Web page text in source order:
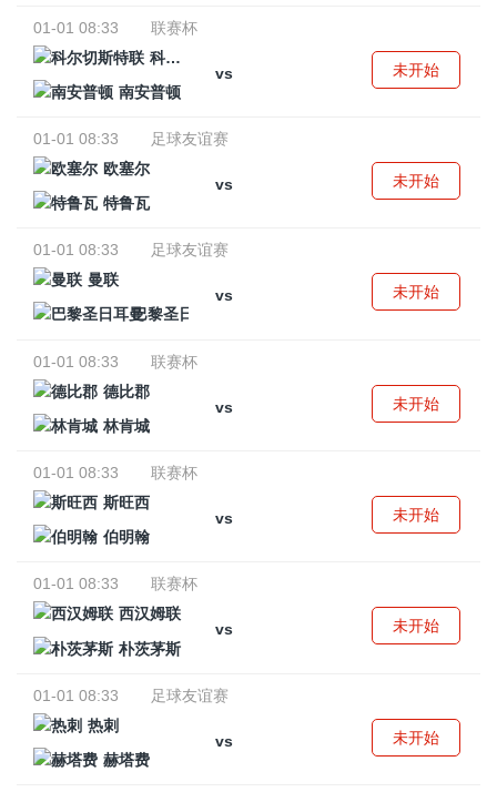
01-01 08:33
联赛杯
科尔切斯特联
vs
南安普顿
未开始
01-01 08:33
足球友谊赛
欧塞尔
vs
特鲁瓦
未开始
01-01 08:33
足球友谊赛
曼联
vs
巴黎圣日耳曼
未开始
01-01 08:33
联赛杯
德比郡
vs
林肯城
未开始
01-01 08:33
联赛杯
斯旺西
vs
伯明翰
未开始
01-01 08:33
联赛杯
西汉姆联
vs
朴茨茅斯
未开始
01-01 08:33
足球友谊赛
热刺
vs
赫塔费
未开始